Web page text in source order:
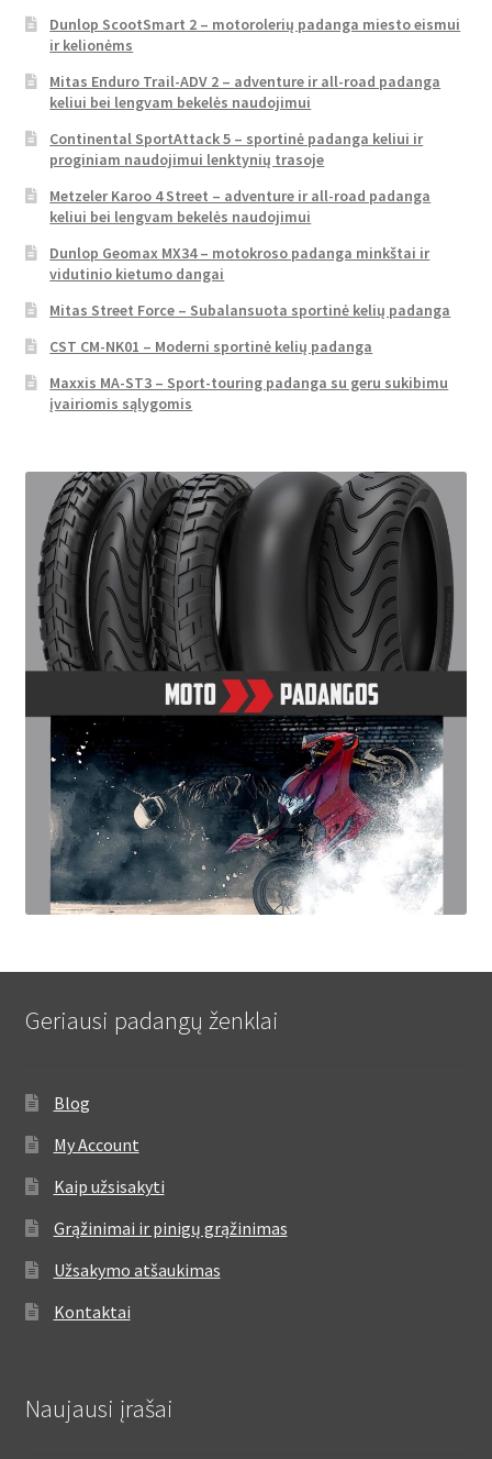
Dunlop ScootSmart 2 – motorolerių padanga miesto eismui
ir kelionėms
Mitas Enduro Trail-ADV 2 – adventure ir all-road padanga
keliui bei lengvam bekelės naudojimui
Continental SportAttack 5 – sportinė padanga keliui ir
proginiam naudojimui lenktynių trasoje
Metzeler Karoo 4 Street – adventure ir all-road padanga
keliui bei lengvam bekelės naudojimui
Dunlop Geomax MX34 – motokroso padanga minkštai ir
vidutinio kietumo dangai
Mitas Street Force – Subalansuota sportinė kelių padanga
CST CM-NK01 – Moderni sportinė kelių padanga
Maxxis MA-ST3 – Sport-touring padanga su geru sukibimu
įvairiomis sąlygomis
Geriausi padangų ženklai
Blog
My Account
Kaip užsisakyti
Grąžinimai ir pinigų grąžinimas
Užsakymo atšaukimas
Kontaktai
Naujausi įrašai